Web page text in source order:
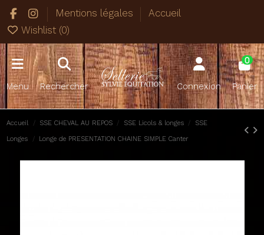
Mentions légales
Accueil
Wishlist (0)
Menu Rechercher Connexion
0
Panier
Accueil SSE CHEVAL AU REPOS SSE Licols & longes SSE
Longes Longe de PRESENTATION CHAINE SIMPLE Canter